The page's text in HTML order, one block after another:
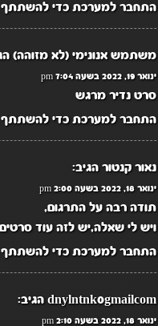
התחבר למערכת כדי להשתתף
משתמש אנונימי (לא מזוהה)
ינואר 19, 2022 בשעה 7:04 pm
סרט נדיר מרגש
התחבר למערכת כדי להשתתף
נאור קנטור הגיב:
ינואר 18, 2022 בשעה 2:00 pm
תודה רבה על התרגום,
ויש לי שאלה,יש לזה עוד
התחבר למערכת כדי להשתתף
dnylntnk0gmailcom הגיב:
ינואר 18, 2022 בשעה 2:10 pm